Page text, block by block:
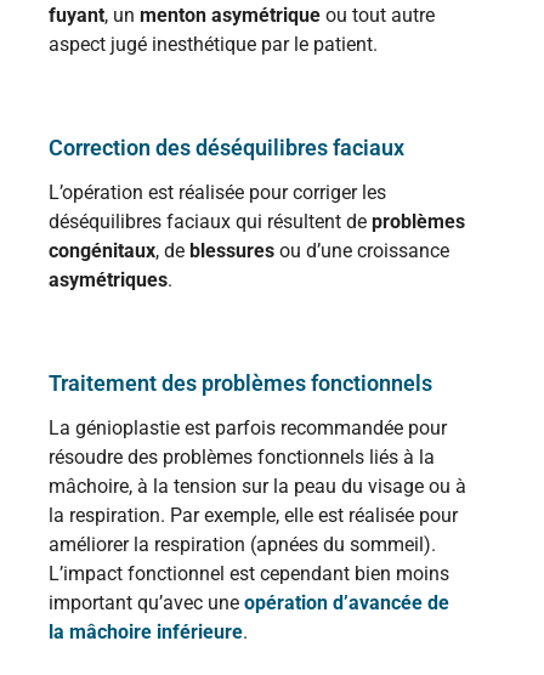
fuyant, un menton asymétrique ou tout autre
aspect jugé inesthétique par le patient.
Correction des déséquilibres faciaux
L’opération est réalisée pour corriger les
déséquilibres faciaux qui résultent de problèmes
congénitaux, de blessures ou d’une croissance
asymétriques.
Traitement des problèmes fonctionnels
La génioplastie est parfois recommandée pour
résoudre des problèmes fonctionnels liés à la
mâchoire, à la tension sur la peau du visage ou à
la respiration. Par exemple, elle est réalisée pour
améliorer la respiration (apnées du sommeil).
L’impact fonctionnel est cependant bien moins
important qu’avec une opération d’avancée de
la mâchoire inférieure.